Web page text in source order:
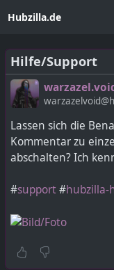
Hubzilla.de
Hilfe/Support
Lassen sich die
Kommentar zu
abschalten? Ich
#support #hubzilla-